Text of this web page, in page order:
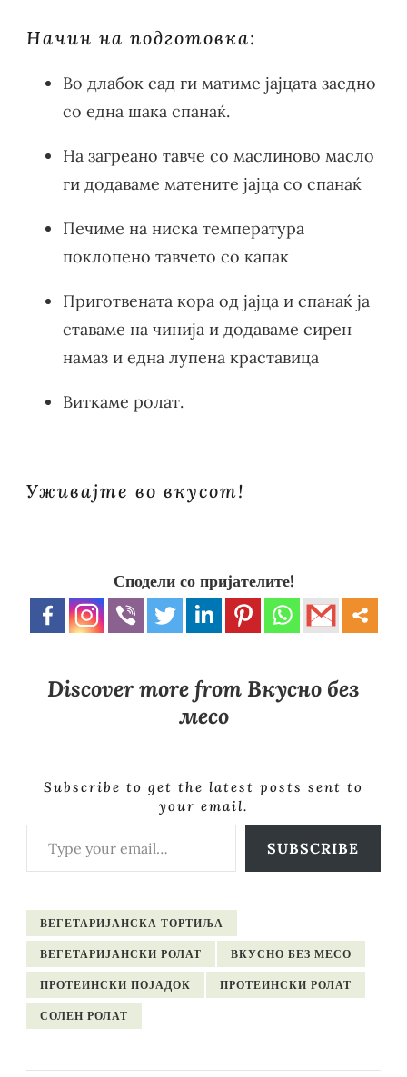
Начин на подготовка:
Во длабок сад ги матиме јајцата заедно
со една шака спанаќ.
На загреано тавче со маслиново масло
ги додаваме матените јајца со спанаќ
Печиме на ниска температура
поклопено тавчето со капак
Приготвената кора од јајца и спанаќ ја
ставаме на чинија и додаваме сирен
намаз и една лупена краставица
Виткаме ролат.
Уживајте во вкусот!
Сподели со пријателите!
Discover more from Вкусно без
месо
Subscribe to get the latest posts sent to
your email.
Type your email…
SUBSCRIBE
ВЕГЕТАРИЈАНСКА ТОРТИЉА
ВЕГЕТАРИЈАНСКИ РОЛАТ ВКУСНО БЕЗ МЕСО
ПРОТЕИНСКИ ПОЈАДОК ПРОТЕИНСКИ РОЛАТ
СОЛЕН РОЛАТ